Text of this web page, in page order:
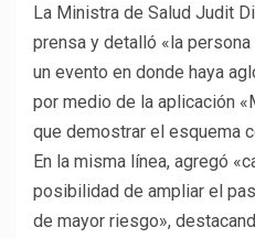
La Ministra de Salud Judit
prensa y detalló «la
un evento en donde haya
por medio de la aplicación
que demostrar el esquema
En la misma línea, agregó
posibilidad de ampliar el
de mayor riesgo»,